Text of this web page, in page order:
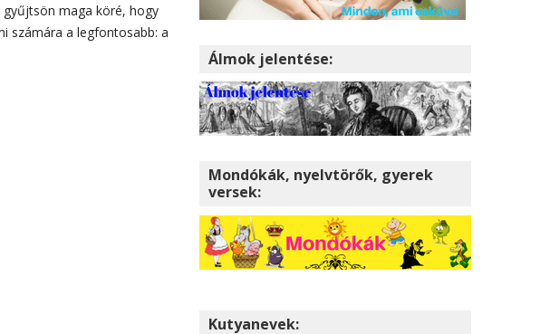
maga köré, hogy
számára a legfontosabb: a
Álmok jelentése:
Mondókák, nyelvtörők, gyerek
versek:
Kutyanevek: